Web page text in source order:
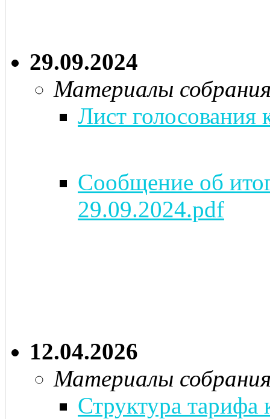
29.09.2024
Материалы
Лист
Сообщение об
29.09.2024.pdf
12.04.2026
Материалы
Структура